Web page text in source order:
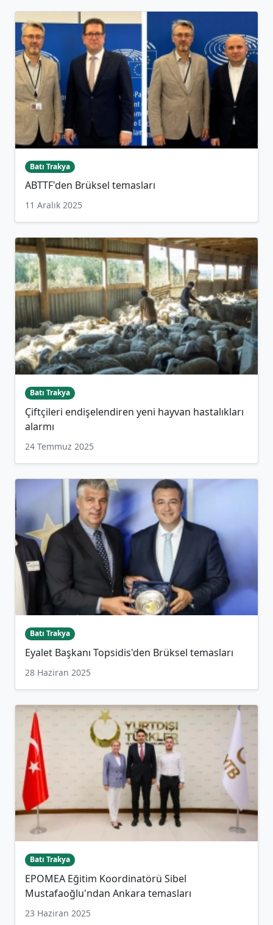
Batı Trakya
ABTTF'den Brüksel temasları
11 Aralık 2025
Batı Trakya
Çiftçileri endişelendiren yeni hayvan hastalıkları
alarmı
24 Temmuz 2025
Batı Trakya
Eyalet Başkanı Topsidis'den Brüksel temasları
28 Haziran 2025
Batı Trakya
EPOMEA Eğitim Koordinatörü Sibel
Mustafaoğlu'ndan Ankara temasları
23 Haziran 2025